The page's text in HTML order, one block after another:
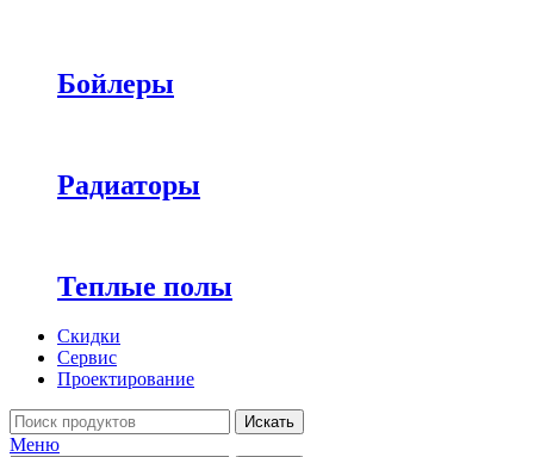
Бойлеры
Радиаторы
Теплые полы
Скидки
Сервис
Проектирование
Искать
Меню